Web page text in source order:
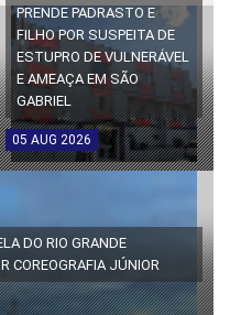
PRENDE PADRASTO E
FILHO POR SUSPEITA DE
ESTUPRO DE VULNERÁVEL
E AMEAÇA EM SÃO
GABRIEL
05 AUG 2026
DO RIO GRANDE
COREOGRAFIA JÚNIOR